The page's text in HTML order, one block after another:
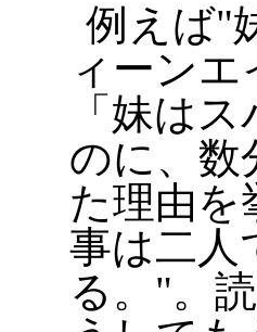
例えば
ィーン
「妹は
のに、数
た理由を
事は二人
る。
。